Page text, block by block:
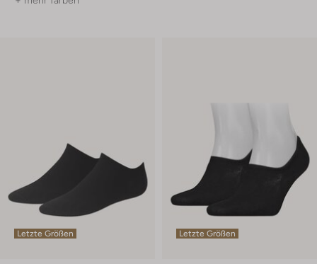
Letzte Größen Letzte Größen